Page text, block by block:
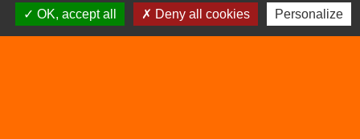
Déchetterie
Viarhôna
OK, accept all
Deny all cookies Personalize